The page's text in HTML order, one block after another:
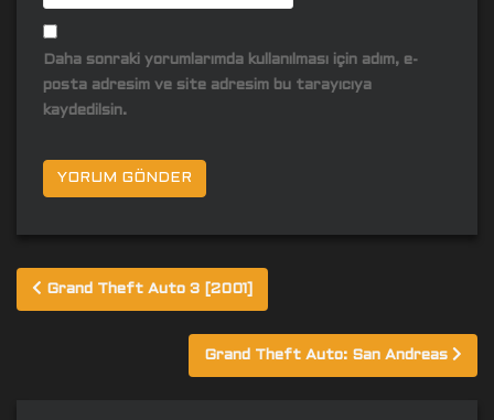
Daha sonraki yorumlarımda kullanılması için adım, e-
posta adresim ve site adresim bu tarayıcıya
kaydedilsin.
Yazı
gezinmesi
Grand Theft Auto 3 [2001]
Grand Theft Auto: San Andreas